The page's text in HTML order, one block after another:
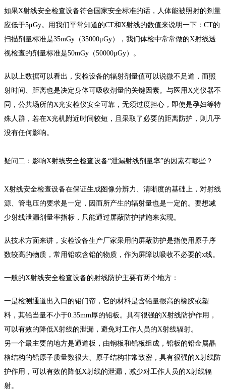
如果X射线安全检查设备符合国家安全标准的话，人体能被照射的剂量
应低于5μGy。用我们平常知道的CT和X射线的数值来说明一下：CT的
扫描剂量标准是35mGy（35000μGy），我们体检中常常做的X射线透
视检查的剂量标准是50mGy（50000μGy）。
从以上数据可以看出，安检设备的辐射剂量值可以说微不足道，而照
射时间、距离也是决定身体可吸收剂量的关键因素。与医用X光仪器不
同，公共场所的X光安检仪安全可靠，无须过度担心，即使是孕妇等特
殊人群，若在X光机附近时间较短，且采取了必要的距离防护，则几乎
没有任何影响。
疑问二：影响X射线安全检查设备“泄漏射线剂量率”的因素有哪些？
X射线安全检查设备在保证生成图像分辨力、清晰度的基础上，对射线
源、管电压的要求是一定，因而所产生的辐射量也是一定的。要想减
少射线泄漏剂量率指标，只能通过屏蔽防护措施来实现。
从技术方面来讲，安检设备生产厂家采用的屏蔽防护是指使用原子序
数较高的物质，常用铅或含铅的物质，作为屏障以吸收不必要的x线。
一般的X射线安全检查设备的射线防护主要有两个地方：
一是检测通道出入口的铅门帘，它的材料是含铅量很高的橡胶或塑
料，其铅当量不小于0.35mm厚的铅板。具有很强的X射线防护作用，
可以有效的降低X射线的泄漏，避免对工作人员的X射线辐射。
另一个最主要的地方是通道板，由钢板和铅板组成，铅板的铅金属晶
格结构的铅原子质量数很大、原子结构非常致密，具有很强的X射线防
护作用，可以有效的降低X射线的泄漏，减少对工作人员的X射线辐
射。